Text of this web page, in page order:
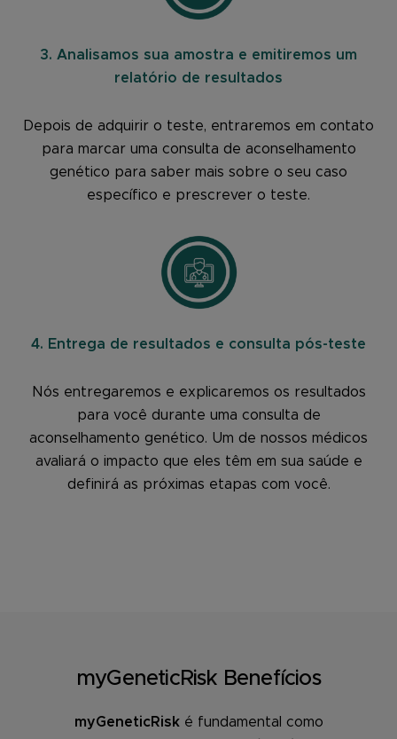
3. Analisamos sua amostra e emitiremos um
relatório de resultados
Depois de adquirir o teste, entraremos em contato
para marcar uma consulta de aconselhamento
genético para saber mais sobre o seu caso
específico e prescrever o teste.
4. Entrega de resultados e consulta pós-teste
Nós entregaremos e explicaremos os resultados
para você durante uma consulta de
aconselhamento genético. Um de nossos médicos
avaliará o impacto que eles têm em sua saúde e
definirá as próximas etapas com você.
myGeneticRisk Benefícios
myGeneticRiské fundamental como